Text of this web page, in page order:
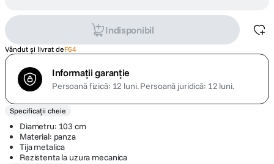
Indisponibil
Vândut și livrat deF64
Informații garanție
Persoană fizică: 12 luni.Persoană juridică: 12 luni.
Specificații cheie
Diametru: 103 cm
Material: panza
Tija metalica
Rezistenta la uzura mecanica